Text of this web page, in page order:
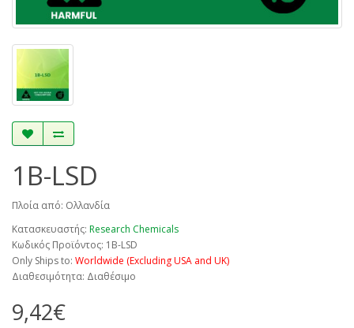
1B-LSD
Πλοία από: Ολλανδία
Κατασκευαστής: Research Chemicals
Κωδικός Προϊόντος: 1B-LSD
Only Ships to: Worldwide (Excluding USA and UK)
Διαθεσιμότητα: Διαθέσιμο
9,42€